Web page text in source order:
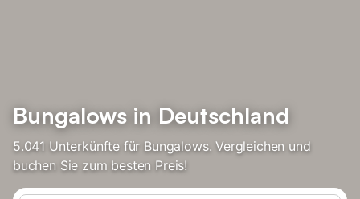
Bungalows in Deutschland
5.041 Unterkünfte für Bungalows. Vergleichen und
buchen Sie zum besten Preis!